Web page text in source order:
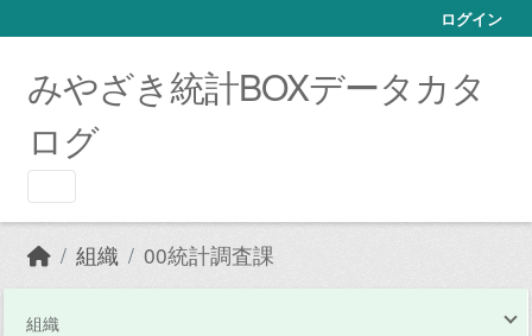
ログイン
みやざき統計BOXデータカタ
ログ
組織 00統計調査課
組織